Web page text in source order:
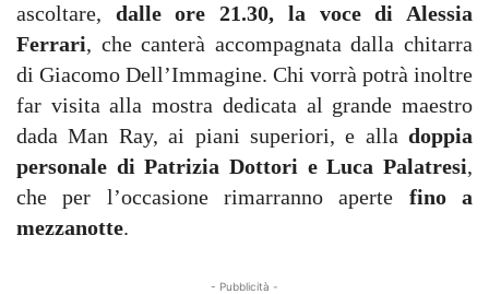
ascoltare, dalle ore 21.30, la voce di Alessia
Ferrari, che canterà accompagnata dalla chitarra
di Giacomo Dell’Immagine. Chi vorrà potrà inoltre
far visita alla mostra dedicata al grande maestro
dada Man Ray, ai piani superiori, e alla doppia
personale di Patrizia Dottori e Luca Palatresi,
che per l’occasione rimarranno aperte fino a
mezzanotte.
- Pubblicità -